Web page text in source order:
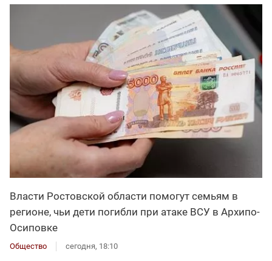
Власти Ростовской области помогут семьям в
регионе, чьи дети погибли при атаке ВСУ в Архипо-
Осиповке
Общество сегодня, 18:10